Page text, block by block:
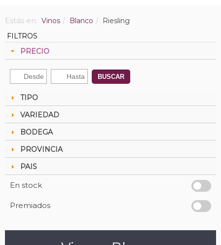
Estás en: Vinos Blanco
Riesling
FILTROS
PRECIO
BUSCAR
TIPO
VARIEDAD
BODEGA
PROVINCIA
PAIS
En stock
Premiados